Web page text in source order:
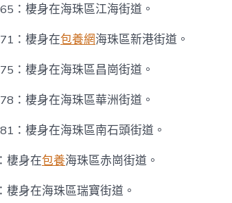
：棲身在海珠區江海街道。
：棲身在包養網海珠區新港街道。
：棲身在海珠區昌崗街道。
：棲身在海珠區華洲街道。
：棲身在海珠區南石頭街道。
棲身在包養海珠區赤崗街道。
棲身在海珠區瑞寶街道。